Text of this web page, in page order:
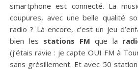
smartphone est connecté. La
coupures, avec une belle qualité
radio ? Là encore, c’est un jeu
bien les stations FM que la
(j’étais ravie : je capte OUI FM à
sans grésillement. Et avec 50